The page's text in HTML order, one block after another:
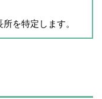
を特定します。